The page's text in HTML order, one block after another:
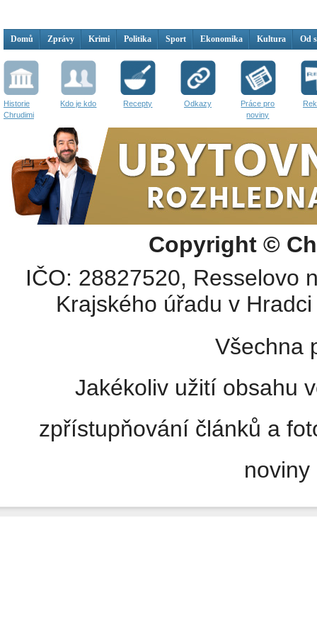
Domů Zprávy Krimi Politika Sport Ekonomika Kultura Od
Historie
Chrudimi
Kdo je kdo Recepty Odkazy
Práce pro
noviny
Copyright ©
IČO: 28827520, Resselovo
Krajského úřadu v
Všechna
Jakékoliv užití obsahu
zpřístupňování článků a